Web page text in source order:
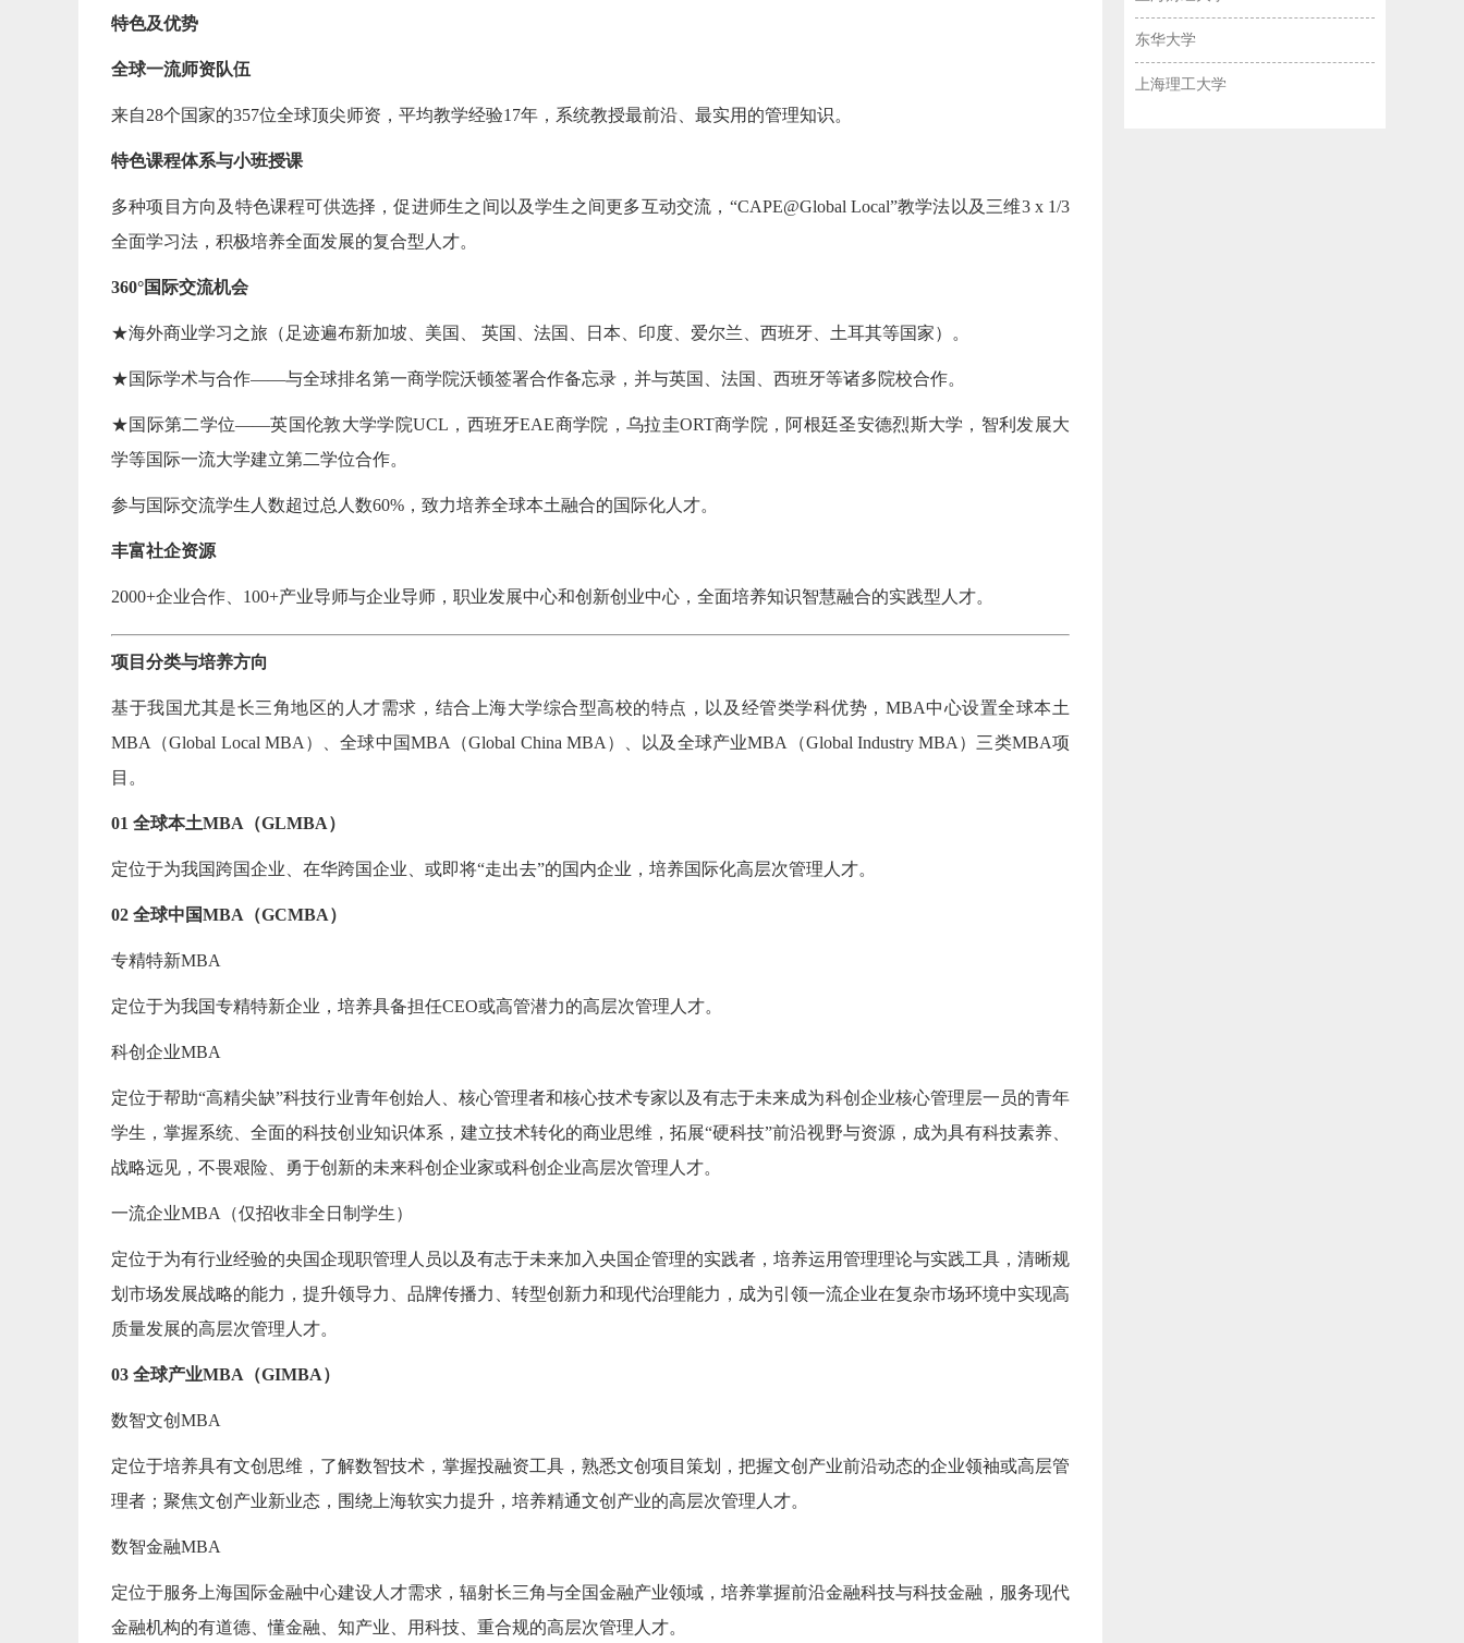
特色及优势
全球一流师资队伍
来自28个国家的357位全球顶尖师资，平均教学经验17年，系统教授最前沿、最实用的管理知识。
特色课程体系与小班授课
多种项目方向及特色课程可供选择，促进师生之间以及学生之间更多互动交流，“CAPE@Global Local”教学法以及三维3 x 1/3
全面学习法，积极培养全面发展的复合型人才。
360°国际交流机会
★海外商业学习之旅（足迹遍布新加坡、美国、 英国、法国、日本、印度、爱尔兰、西班牙、土耳其等国家）。
★国际学术与合作——与全球排名第一商学院沃顿签署合作备忘录，并与英国、法国、西班牙等诸多院校合作。
★国际第二学位——英国伦敦大学学院UCL，西班牙EAE商学院，乌拉圭ORT商学院，阿根廷圣安德烈斯大学，智利发展大
学等国际一流大学建立第二学位合作。
参与国际交流学生人数超过总人数60%，致力培养全球本土融合的国际化人才。
丰富社企资源
2000+企业合作、100+产业导师与企业导师，职业发展中心和创新创业中心，全面培养知识智慧融合的实践型人才。
项目分类与培养方向
基于我国尤其是长三角地区的人才需求，结合上海大学综合型高校的特点，以及经管类学科优势，MBA中心设置全球本土
MBA（Global Local MBA）、全球中国MBA（Global China MBA）、以及全球产业MBA（Global Industry MBA）三类MBA项
目。
01 全球本土MBA（GLMBA）
定位于为我国跨国企业、在华跨国企业、或即将“走出去”的国内企业，培养国际化高层次管理人才。
02 全球中国MBA（GCMBA）
专精特新MBA
定位于为我国专精特新企业，培养具备担任CEO或高管潜力的高层次管理人才。
科创企业MBA
定位于帮助“高精尖缺”科技行业青年创始人、核心管理者和核心技术专家以及有志于未来成为科创企业核心管理层一员的青年
学生，掌握系统、全面的科技创业知识体系，建立技术转化的商业思维，拓展“硬科技”前沿视野与资源，成为具有科技素养、
战略远见，不畏艰险、勇于创新的未来科创企业家或科创企业高层次管理人才。
一流企业MBA（仅招收非全日制学生）
定位于为有行业经验的央国企现职管理人员以及有志于未来加入央国企管理的实践者，培养运用管理理论与实践工具，清晰规
划市场发展战略的能力，提升领导力、品牌传播力、转型创新力和现代治理能力，成为引领一流企业在复杂市场环境中实现高
质量发展的高层次管理人才。
03 全球产业MBA（GIMBA）
数智文创MBA
定位于培养具有文创思维，了解数智技术，掌握投融资工具，熟悉文创项目策划，把握文创产业前沿动态的企业领袖或高层管
理者；聚焦文创产业新业态，围绕上海软实力提升，培养精通文创产业的高层次管理人才。
数智金融MBA
定位于服务上海国际金融中心建设人才需求，辐射长三角与全国金融产业领域，培养掌握前沿金融科技与科技金融，服务现代
金融机构的有道德、懂金融、知产业、用科技、重合规的高层次管理人才。
东华大学
上海理工大学
笔试班 面试班
【08-08 新开班】 2025入学苏州园区校区-雏鹰班开班
【08-14 公开课】 苏州市区MBA/MEM/MPA/MPAcc英语公开课